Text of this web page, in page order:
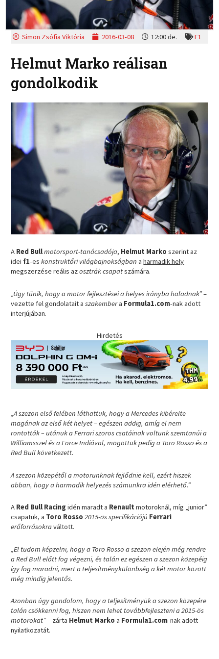
Simon Zsófia Viktória 2016-03-08 12:00 de. F1
Helmut Marko reálisan
gondolkodik
A Red Bullmotorsport-tanácsadója, Helmut Marko szerint az
idei f1-eskonstruktőri világbajnokságban aharmadik hely
megszerzése reális azosztrák csapatszámára.
„Úgy tűnik, hogy a motor fejlesztései a helyes irányba haladnak”–
vezette fel gondolatait aszakembera Formula1.com-nak adott
interjújában.
Hirdetés
„A szezon első felében láthattuk, hogy a Mercedes kibérelte
magának az első két helyet – egészen addig, amíg el nem
rontották – utánuk a Ferrari szoros csatáinak voltunk szemtanúi a
Williamsszel és a Force Indiával, mögöttük pedig a Toro Rosso és a
Red Bull következett.
A szezon közepétől a motorunknak fejlődnie kell, ezért hiszek
abban, hogy a harmadik helyezés számunkra idén elérhető.”
A Red Bull Racing idén maradt a Renault motoroknál, míg „junior”
csapatuk, a Toro Rosso 2015-ös specifikációjú Ferrari
erőforrásokraváltott.
„El tudom képzelni, hogy a Toro Rosso a szezon elején még rendre
a Red Bull előtt fog végezni, és talán ez egészen a szezon közepéig
így fog maradni, mert a teljesítménykülönbség a két motor között
még mindig jelentős.
Azonban úgy gondolom, hogy a teljesítményük a szezon közepére
talán csökkenni fog, hiszen nem lehet továbbfejleszteni a 2015-ös
motorokat”– zárta Helmut Marko a Formula1.com-nak adott
nyilatkozatát.